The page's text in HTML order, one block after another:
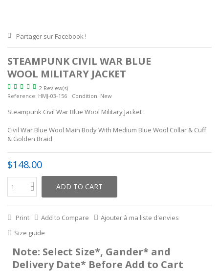
Partager sur Facebook !
STEAMPUNK CIVIL WAR BLUE
WOOL MILITARY JACKET
2 Review(s)
Reference: HMJ-03-156 Condition: New
Steampunk Civil War Blue Wool Military Jacket
Civil War Blue Wool Main Body With Medium Blue Wool Collar & Cuff
& Golden Braid
$148.00
ADD TO CART
Print Add to Compare
Ajouter à ma liste d'envies
Size guide
Note: Select Size*, Gander* and
Delivery Date* Before Add to Cart